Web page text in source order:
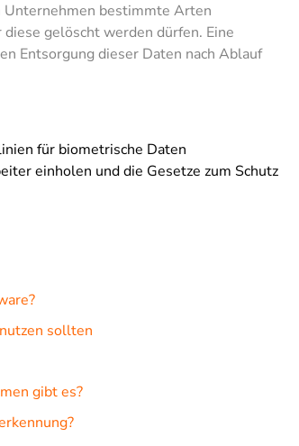
Unternehmen bestimmte Arten
gelöscht werden dürfen. Eine
Entsorgung dieser Daten nach Ablauf
für biometrische Daten
einholen und die Gesetze zum Schutz
sollten
gibt es?